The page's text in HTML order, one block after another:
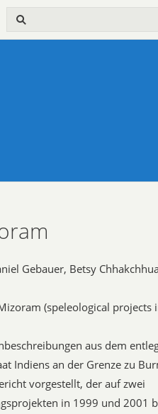
Gebauer, Betsy
(speleological projects
aus dem
Indiens an der Grenze zu
vorgestellt, der auf zwei
in 1999 und 2001